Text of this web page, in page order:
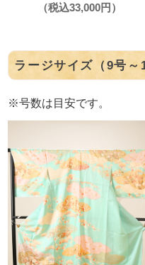
（税込33,000円）
ラージサイズ（9号～
※号数は目安です。